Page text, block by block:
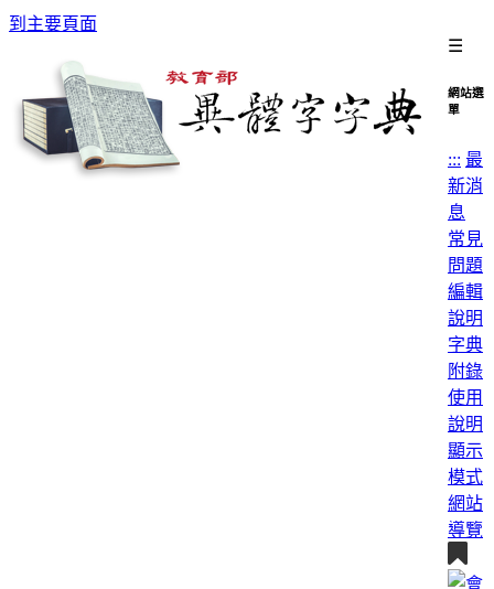
到主要頁面
☰
網站選
單
::: 最
新消
息
常見
問題
編輯
說明
字典
附錄
使用
說明
顯示
模式
網站
導覽